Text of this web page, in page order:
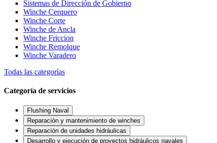
Sistemas de Dirección de Gobierno
Winche Cerquero
Winche Corte
Winche de Ancla
Winche Friccion
Winche Remolque
Winche Varadero
Todas las categorías
Categoría de servicios
Flushing Naval
Reparación y mantenimiento de winches
Reparación de unidades hidráulicas
Desarrollo y ejecución de proyectos hidráulicos navales